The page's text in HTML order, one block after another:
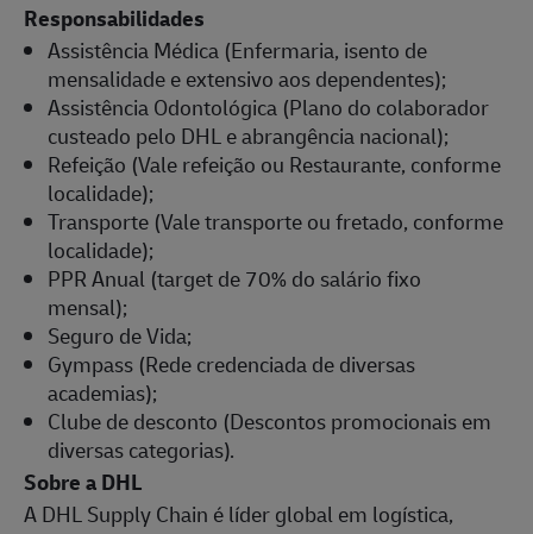
Responsabilidades
Assistência Médica (Enfermaria, isento de
mensalidade e extensivo aos dependentes);
Assistência Odontológica (Plano do colaborador
custeado pelo DHL e abrangência nacional);
Refeição (Vale refeição ou Restaurante, conforme
localidade);
Transporte (Vale transporte ou fretado, conforme
localidade);
PPR Anual (target de 70% do salário fixo
mensal);
Seguro de Vida;
Gympass (Rede credenciada de diversas
academias);
Clube de desconto (Descontos promocionais em
diversas categorias).
Sobre a DHL
A DHL Supply Chain é líder global em logística,